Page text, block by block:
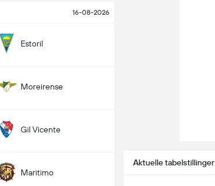
16-08-2026
Estoril
Moreirense
Gil Vicente
Maritimo
Aktuelle tabelstillinger